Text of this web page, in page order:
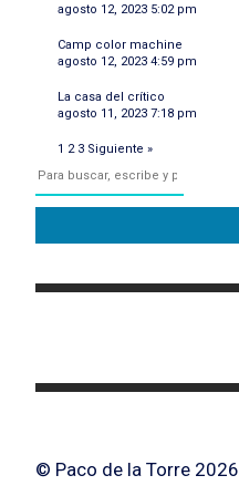
agosto 12, 2023 5:02 pm
Camp color machine
agosto 12, 2023 4:59 pm
La casa del crítico
agosto 11, 2023 7:18 pm
1 2 3 Siguiente »
© Paco de la Torre 2026